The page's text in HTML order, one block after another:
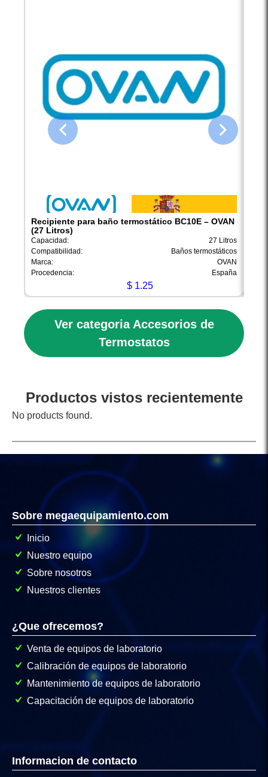
Recipiente para baño termostático BC10E – OVAN
(27 Litros)
Capacidad:
27 Litros
Compatibilidad:
Baños termostáticos
Marca:
OVAN
Procedencia:
España
$ 1.25
Ver categoria Accesorios de
Termostatos
Productos vistos recientemente
No products found.
Sobre megaequipamiento.com
Inicio
Nuestro equipo
Sobre nosotros
Nuestros clientes
¿Que ofrecemos?
Venta de equipos de laboratorio
Calibración de equipos de laboratorio
Mantenimiento de equipos de laboratorio
Capacitación de equipos de laboratorio
Informacion de contacto